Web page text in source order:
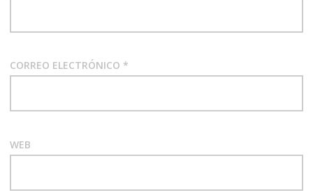
CORREO ELECTRÓNICO *
WEB